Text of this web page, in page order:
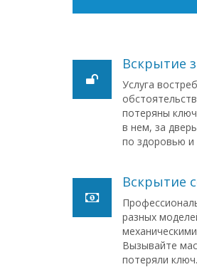
Вскрытие
Услуга
потеряны
в нем, за
по здоровью и
Вскрытие
разных
Вызывайте
потеряли ключ.